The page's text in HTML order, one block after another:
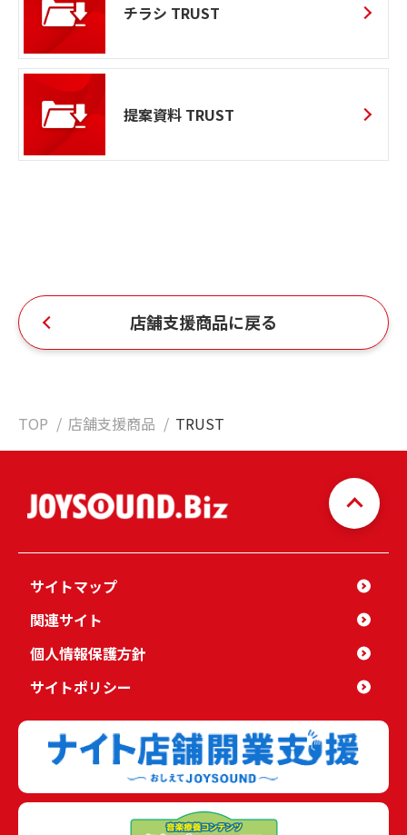
チラシ TRUST
提案資料 TRUST
店舗支援商品に戻る
TOP 店舗支援商品 TRUST
サイトマップ
関連サイト
個人情報保護方針
サイトポリシー